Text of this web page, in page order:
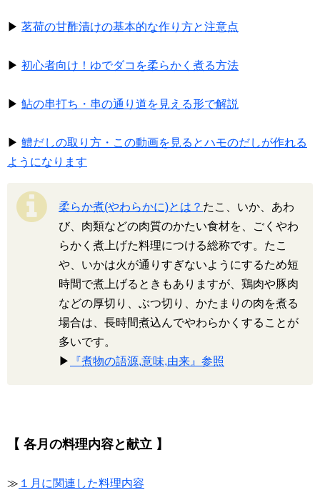
▶ 茗荷の甘酢漬けの基本的な作り方と注意点
▶ 初心者向け！ゆでダコを柔らかく煮る方法
▶ 鮎の串打ち・串の通り道を見える形で解説
▶ 鱧だしの取り方・この動画を見るとハモのだしが作れる
ようになります
柔らか煮(やわらかに)とは？ たこ、いか、あわ
び、肉類などの肉質のかたい食材を、ごくやわ
らかく煮上げた料理につける総称です。たこ
や、いかは火が通りすぎないようにするため短
時間で煮上げるときもありますが、鶏肉や豚肉
などの厚切り、ぶつ切り、かたまりの肉を煮る
場合は、長時間煮込んでやわらかくすることが
多いです。
▶
『煮物の語源,意味,由来』参照
【 各月の料理内容と献立 】
≫ １月に関連した料理内容